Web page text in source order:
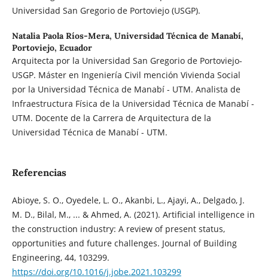
Universidad San Gregorio de Portoviejo (USGP).
Natalia Paola Ríos-Mera, Universidad Técnica de Manabí,
Portoviejo, Ecuador
Arquitecta por la Universidad San Gregorio de Portoviejo-
USGP. Máster en Ingeniería Civil mención Vivienda Social
por la Universidad Técnica de Manabí - UTM. Analista de
Infraestructura Física de la Universidad Técnica de Manabí -
UTM. Docente de la Carrera de Arquitectura de la
Universidad Técnica de Manabí - UTM.
Referencias
Abioye, S. O., Oyedele, L. O., Akanbi, L., Ajayi, A., Delgado, J.
M. D., Bilal, M., ... & Ahmed, A. (2021). Artificial intelligence in
the construction industry: A review of present status,
opportunities and future challenges. Journal of Building
Engineering, 44, 103299.
https://doi.org/10.1016/j.jobe.2021.103299